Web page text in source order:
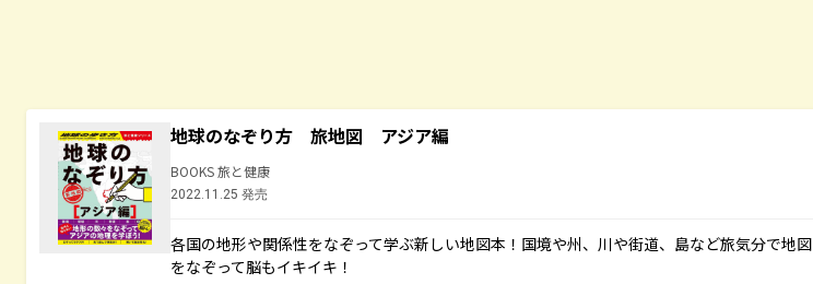
地球のなぞり方 旅地図 アジア編
BOOKS 旅と健康
2022.11.25 発売
各国の地形や関係性をなぞって学ぶ新しい地図本！国境や州、川や街道、島など旅気分で地図
をなぞって脳もイキイキ！